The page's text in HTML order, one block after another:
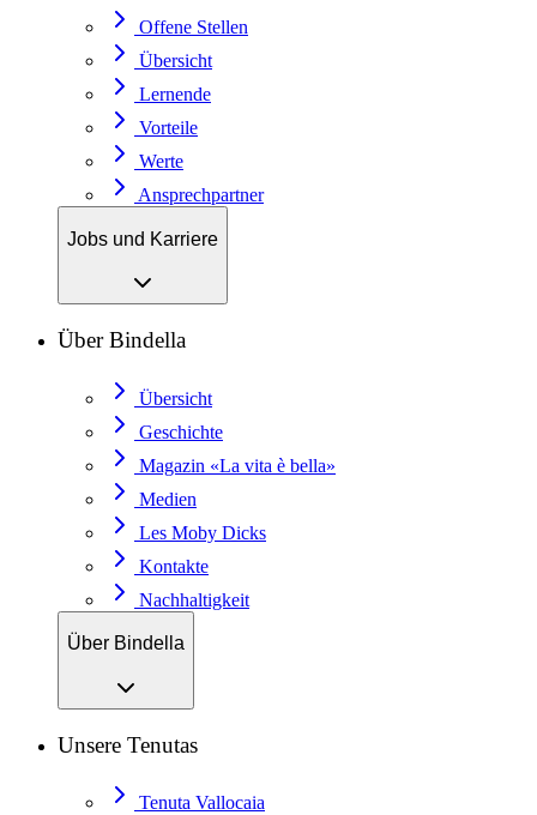
Offene Stellen
Übersicht
Lernende
Vorteile
Werte
Ansprechpartner
Jobs und Karriere
Über Bindella
Übersicht
Geschichte
Magazin «La vita è bella»
Medien
Les Moby Dicks
Kontakte
Nachhaltigkeit
Über Bindella
Unsere Tenutas
Tenuta Vallocaia